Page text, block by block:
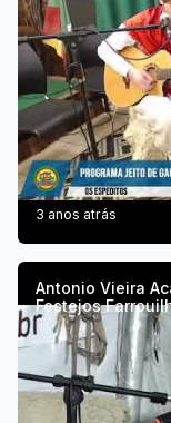
3 anos atrás
Antonio Vieira
Festejos